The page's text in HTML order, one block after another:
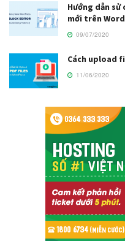
Hướng dẫn
mới trên
09/07/2020
Cách upload
11/06/2020